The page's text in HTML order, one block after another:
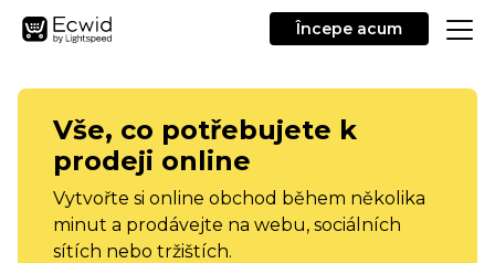
Începe acum
Vše, co potřebujete k
prodeji online
Vytvořte si online obchod během několika
minut a prodávejte na webu, sociálních
sítích nebo tržištích.